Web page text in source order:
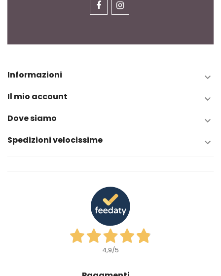
Informazioni 
Il mio account 
Dove siamo 
Spedizioni velocissime 
4,9/5